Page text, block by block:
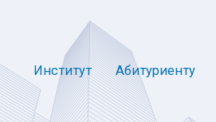
Институт Абитуриенту